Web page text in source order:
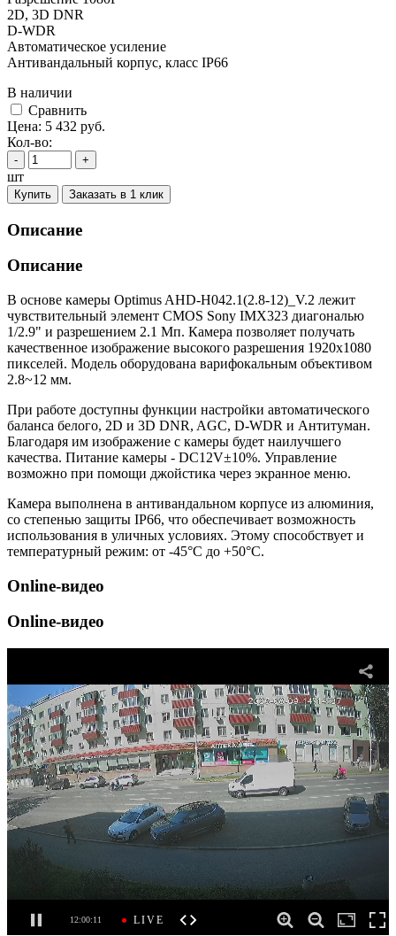
2D, 3D DNR
D-WDR
Автоматическое усиление
Антивандальный корпус, класс IP66
В наличии
Cравнить
Цена: 5 432 руб.
Кол-во:
- +
шт
Купить Заказать в 1 клик
Описание
Описание
В основе камеры Optimus AHD-H042.1(2.8-12)_V.2 лежит
чувствительный элемент CMOS Sony IMX323 диагональю
1/2.9" и разрешением 2.1 Мп. Камера позволяет получать
качественное изображение высокого разрешения 1920х1080
пикселей. Модель оборудована варифокальным объективом
2.8~12 мм.
При работе доступны функции настройки автоматического
баланса белого, 2D и 3D DNR, AGC, D-WDR и Антитуман.
Благодаря им изображение с камеры будет наилучшего
качества. Питание камеры - DC12V±10%. Управление
возможно при помощи джойстика через экранное меню.
Камера выполнена в антивандальном корпусе из алюминия,
со степенью защиты IP66, что обеспечивает возможность
использования в уличных условиях. Этому способствует и
температурный режим: от -45°С до +50°С.
Online-видео
Online-видео